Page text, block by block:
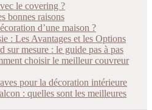
le covering ?
bonnes raisons
d’une maison ?
: Les Avantages et les Options
sur mesure : le guide pas à pas
choisir le meilleur couvreur
pour la décoration intérieure
: quelles sont les meilleures